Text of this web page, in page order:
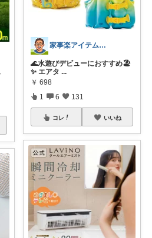
家事楽アイテム・お得情報大好き子育てパパ
🌊水遊びデビューにおすすめ🏖️
✨ エアタ ...
￥ 698
1 6 131
コレ いいね